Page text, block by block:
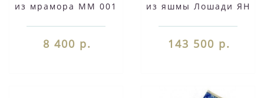
из мрамора ММ 001
8 400 р.
из яшмы Лошади ЯН
143 500 р.